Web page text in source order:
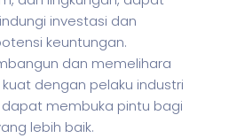
investasi dan
keuntungan.
dan memelihara
dengan pelaku industri
membuka pintu bagi
lebih baik.